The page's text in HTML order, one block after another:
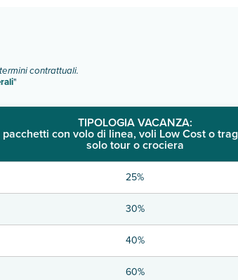
contrattuali.
"
TIPOLOGIA VACANZA:
pacchetti con volo di linea, voli Low Cost o
solo tour o crociera
25%
30%
40%
60%